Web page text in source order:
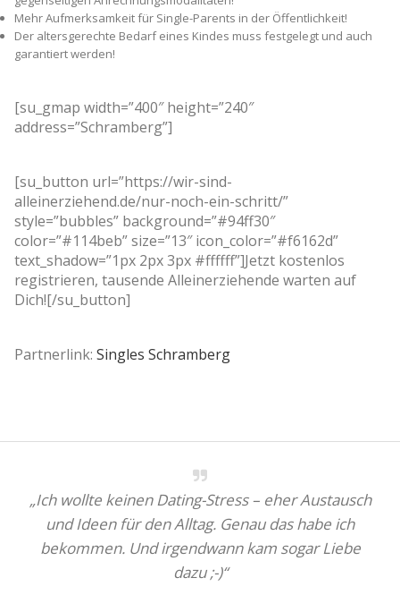
Mehr Aufmerksamkeit für Single-Parents in der Öffentlichkeit!
Der altersgerechte Bedarf eines Kindes muss festgelegt und auch
garantiert werden!
[su_gmap width=”400″ height=”240″
address=”Schramberg”]
[su_button url=”https://wir-sind-
alleinerziehend.de/nur-noch-ein-schritt/”
style=”bubbles” background=”#94ff30″
color=”#114beb” size=”13″ icon_color=”#f6162d”
text_shadow=”1px 2px 3px #ffffff”]Jetzt kostenlos
registrieren, tausende Alleinerziehende warten auf
Dich![/su_button]
Partnerlink: Singles Schramberg
„Ich wollte keinen Dating-Stress – eher Austausch
und Ideen für den Alltag. Genau das habe ich
bekommen. Und irgendwann kam sogar Liebe
dazu ;-)“